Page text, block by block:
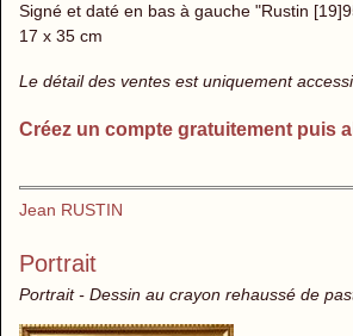
Signé et daté en bas à gauche "Rustin
17 x 35 cm
Le détail des ventes est uniquement
Créez un compte gratuitement puis
Jean RUSTIN
Portrait
Portrait - Dessin au crayon rehaussé de